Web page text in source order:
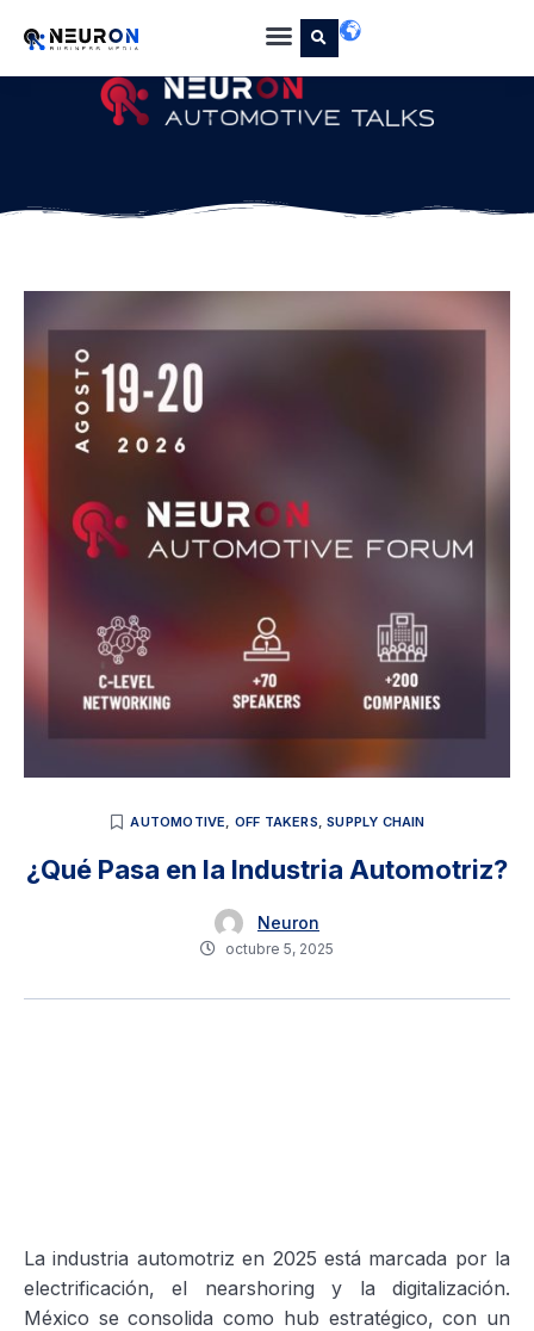
AUTOMOTIVE, OFF TAKERS,SUPPLY CHAIN
¿Qué Pasa en la Industria Automotriz?
Neuron
octubre 5, 2025
La industria automotriz en 2025 está marcada por la
electrificación, el nearshoring y la digitalización.
México se consolida como hub estratégico, con un